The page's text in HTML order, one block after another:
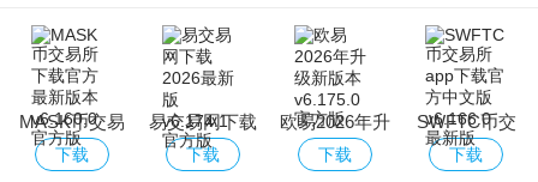
MASK币交易
所下载官方最
下载
易交易网下载
2026最新版
下载
欧易2026年升
级新版本
下载
SWFTC币交
易所app下载
下载